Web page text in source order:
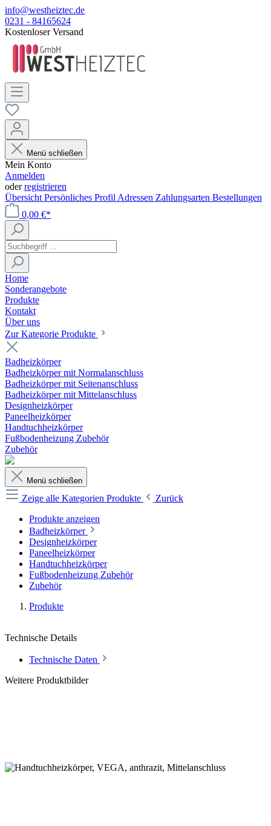
info@westheiztec.de
0231 - 84165624
Kostenloser Versand
Menü schließen
Mein Konto
Anmelden
oderregistrieren
Übersicht Persönliches Profil Adressen Zahlungsarten Bestellungen
0,00 €*
Home
Sonderangebote
Produkte
Kontakt
Über uns
Zur Kategorie Produkte
Badheizkörper
Badheizkörper mit Normalanschluss
Badheizkörper mit Seitenanschluss
Badheizkörper mit Mittelanschluss
Designheizkörper
Paneelheizkörper
Handtuchheizkörper
Fußbodenheizung Zubehör
Zubehör
Menü schließen
Zeige alle Kategorien Produkte
Zurück
Produkte anzeigen
Badheizkörper
Designheizkörper
Paneelheizkörper
Handtuchheizkörper
Fußbodenheizung Zubehör
Zubehör
Produkte
Technische Details
Technische Daten
Weitere Produktbilder